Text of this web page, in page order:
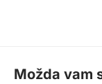
Možda vam